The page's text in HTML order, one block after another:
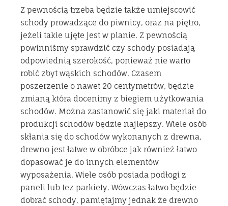
Z pewnością trzeba będzie także umiejscowić
schody prowadzące do piwnicy, oraz na piętro,
jeżeli takie ujęte jest w planie. Z pewnością
powinniśmy sprawdzić czy schody posiadają
odpowiednią szerokość, ponieważ nie warto
robić zbyt wąskich schodów. Czasem
poszerzenie o nawet 20 centymetrów, będzie
zmianą która docenimy z biegiem użytkowania
schodów. Można zastanowić się jaki materiał do
produkcji schodów będzie najlepszy. Wiele osób
skłania się do schodów wykonanych z drewna,
drewno jest łatwe w obróbce jak również łatwo
dopasować je do innych elementów
wyposażenia. Wiele osób posiada podłogi z
paneli lub tez parkiety. Wówczas łatwo będzie
dobrać schody, pamiętajmy jednak że drewno